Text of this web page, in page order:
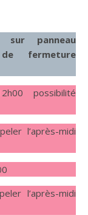
sur panneau
fermeture
possibilité
l’après-midi
l’après-midi